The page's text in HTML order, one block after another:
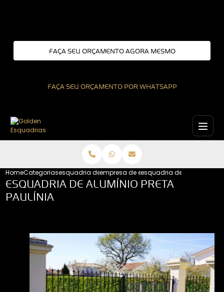
FAÇA SEU ORÇAMENTO AGORA MESMO
FAÇA SEU ORÇAMENTO POR WHATSAPP
HomeCategoriasesquadria de aluminioempresa de esquadrias de aluminio
esquadria de aluminio
ESQUADRIA DE ALUMÍNIO PRETA
PAULÍNIA